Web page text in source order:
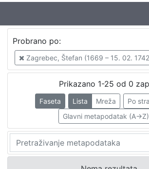
P
r
a
Probrano po:
Zagrebec, Štefan (1669 – 15. 02.
Prikazano 1-25 od 0
Faseta Lista Mreža
Po
Glavni metapodatak (A->Z)